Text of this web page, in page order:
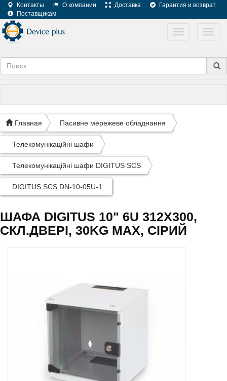
Контакты О компании Доставка
Гарантия и возврат
Поставщикам
Toggle
Главная Пасивне мережеве обладнання
Телекомунікаційні шафи
Телекомунікаційні шафи DIGITUS SCS
DIGITUS SCS DN-10-05U-1
ШАФА DIGITUS 10" 6U 312X300,
СКЛ.ДВЕРІ, 30KG MAX, СІРИЙ